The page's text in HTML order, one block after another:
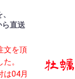
直送
文を頂
。
は04月